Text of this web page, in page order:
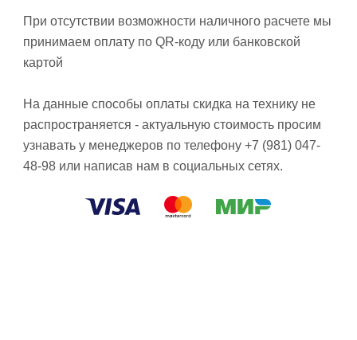
При отсутствии возможности наличного расчете мы
принимаем оплату по QR-коду или банковской
картой
На данные способы оплаты скидка на технику не
распространяется - актуальную стоимость просим
узнавать у менеджеров по телефону +7 (981) 047-
48-98 или написав нам в социальных сетях.